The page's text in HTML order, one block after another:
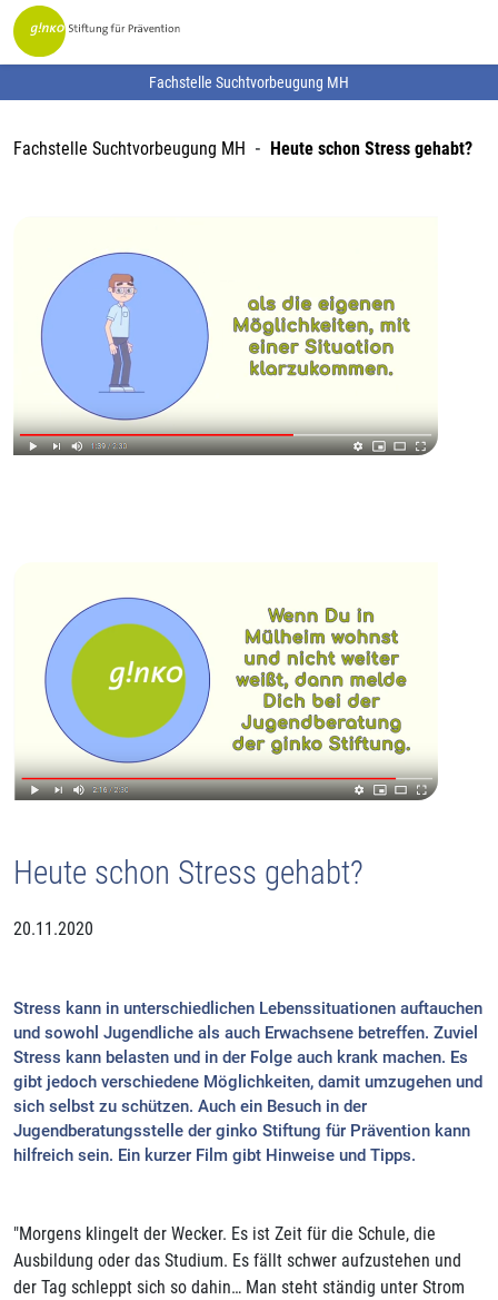
Fachstelle Suchtvorbeugung MH
Fachstelle Suchtvorbeugung MH Heute schon Stress gehabt?
Heute schon Stress gehabt?
20.11.2020
Stress kann in unterschiedlichen Lebenssituationen auftauchen
und sowohl Jugendliche als auch Erwachsene betreffen. Zuviel
Stress kann belasten und in der Folge auch krank machen. Es
gibt jedoch verschiedene Möglichkeiten, damit umzugehen und
sich selbst zu schützen. Auch ein Besuch in der
Jugendberatungsstelle der ginko Stiftung für Prävention kann
hilfreich sein. Ein kurzer Film gibt Hinweise und Tipps.
"Morgens klingelt der Wecker. Es ist Zeit für die Schule, die
Ausbildung oder das Studium. Es fällt schwer aufzustehen und
der Tag schleppt sich so dahin… Man steht ständig unter Strom